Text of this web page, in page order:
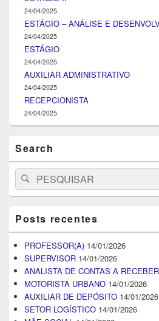
24/04/2025
ESTÁGIO – ANÁLISE E
24/04/2025
ESTÁGIO
24/04/2025
AUXILIAR ADMINISTRATIVO
24/04/2025
RECEPCIONISTA
24/04/2025
Search
Search
for:
Pesquisar
Posts recentes
PROFESSOR(A) 14/01/2026
SUPERVISOR 14/01/2026
ANALISTA DE CONTAS A
MOTORISTA URBANO 14/01/2026
AUXILIAR DE DEPÓSITO 14/01/2026
SETOR LOGÍSTICO 14/01/2026